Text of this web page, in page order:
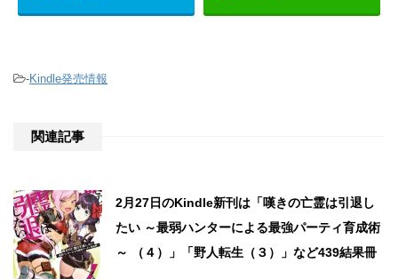
-Kindle発売情報
関連記事
2月27日のKindle新刊は「嘆きの亡霊は引退し
たい ～最弱ハンターによる最強パーティ育成術
～ （４）」「野人転生（３）」など439結果冊